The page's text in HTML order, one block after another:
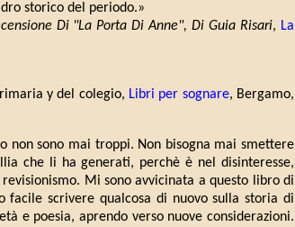
storico del periodo.»
Di "La Porta Di Anne", Di Guia Risari, La
y del colegio, Libri per sognare, Bergamo,
non sono mai troppi. Non bisogna mai smettere
che li ha generati, perchè è nel disinteresse,
Mi sono avvicinata a questo libro di
facile scrivere qualcosa di nuovo sulla storia di
e poesia, aprendo verso nuove considerazioni.